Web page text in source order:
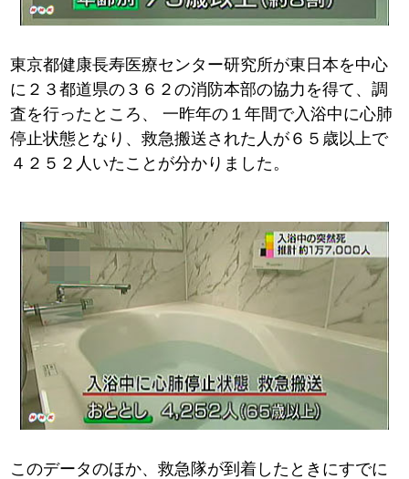
東京都健康長寿医療センター研究所が東日本を中心
に２３都道県の３６２の消防本部の協力を得て、調
査を行ったところ、
一昨年の１年間で入浴中に心肺
停止状態となり、救急搬送された人が６５歳以上で
４２５２人いたことが分かりました。
このデータのほか、救急隊が到着したときにすでに